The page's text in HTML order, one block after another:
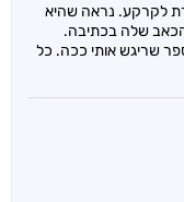
לקרקע. נראה שהיא
שלה בכתיבה.
שריגש אותי ככה. כל